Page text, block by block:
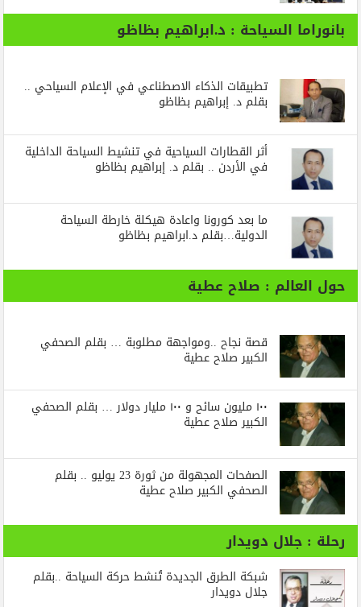
بانوراما السياحة : د.ابراهيم بظاظو
تطبيقات الذكاء الاصطناعي في الإعلام السياحي ..
بقلم د. إبراهيم بظاظو
أثر القطارات السياحية في تنشيط السياحة الداخلية
في الأردن .. بقلم د. إبراهيم بظاظو
ما بعد كورونا واعادة هيكلة خارطة السياحة
الدولية…بقلم د.ابراهيم بظاظو
حول العالم : صلاح عطية
قصة نجاح ..ومواجهة مطلوبة … بقلم الصحفي
الكبير صلاح عطية
١٠٠ مليون سائح و ١٠٠ مليار دولار … بقلم الصحفي
الكبير صلاح عطية
الصفحات المجهولة من ثورة 23 يوليو .. بقلم
الصحفي الكبير صلاح عطية
رحلة : جلال دويدار
شبكة الطرق الجديدة تُنشط حركة السياحة ..بقلم
جلال دويدار